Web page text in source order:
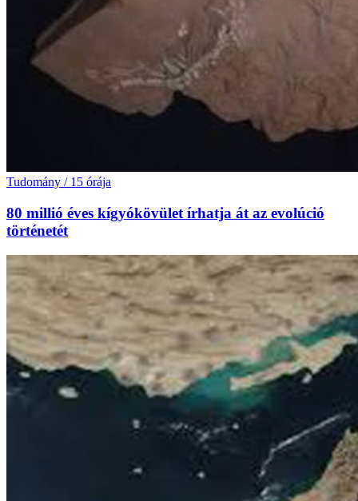
Tudomány / 15 órája
80 millió éves kígyókövület írhatja át az evolúció
történetét